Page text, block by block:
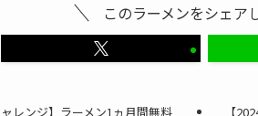
このラーメンをシェア
レンジ】ラーメン1ヵ月間無料 【